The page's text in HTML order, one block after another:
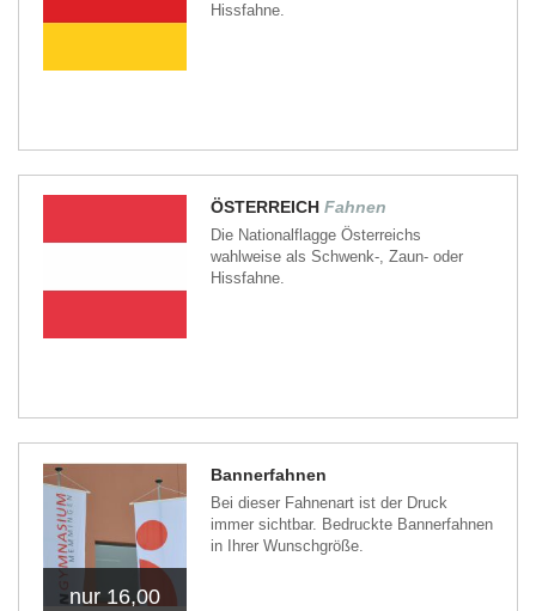
Hissfahne.
ÖSTERREICH Fahnen
Die Nationalflagge Österreichs
wahlweise als Schwenk-, Zaun- oder
Hissfahne.
nur 16,00
Bannerfahnen
Bei dieser Fahnenart ist der Druck
immer sichtbar. Bedruckte Bannerfahnen
in Ihrer Wunschgröße.